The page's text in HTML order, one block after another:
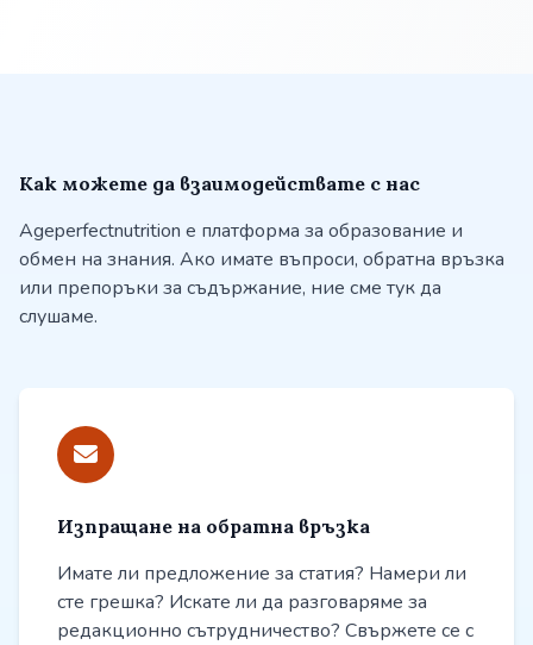
Как можете да взаимодействате с нас
Ageperfectnutrition е платформа за образование и
обмен на знания. Ако имате въпроси, обратна връзка
или препоръки за съдържание, ние сме тук да
слушаме.
Изпращане на обратна връзка
Имате ли предложение за статия? Намери ли
сте грешка? Искате ли да разговаряме за
редакционно сътрудничество? Свържете се с